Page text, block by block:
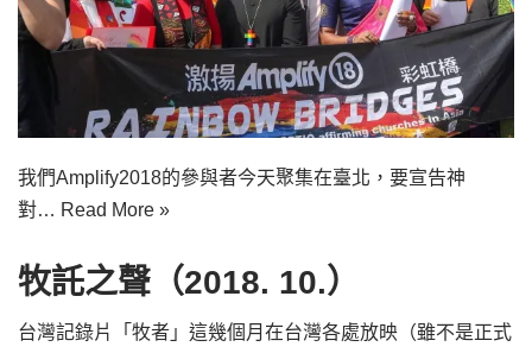
我們Amplify2018的參與者今天聚集在臺北，要宣告神
對… Read More »
牧託之聲（2018. 10.）
台灣記錄片「牧者」這幾個月在台灣各處放映（雖不是正式